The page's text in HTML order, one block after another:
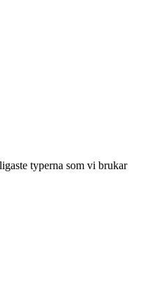
typerna som vi brukar